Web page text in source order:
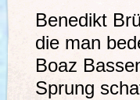
Benedikt
die man
Boaz
Sprung